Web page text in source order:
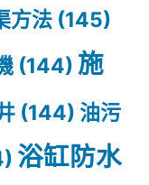
方法 (145)
(144) 施
(144) 油污
浴缸防水